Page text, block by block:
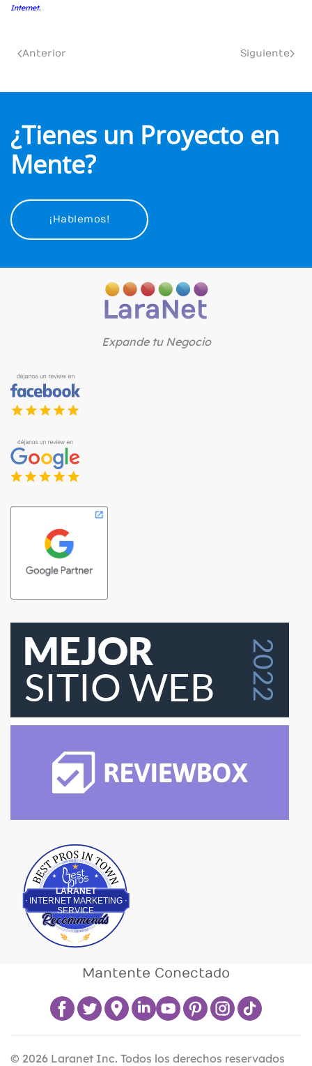
Internet.
Anterior Siguiente
¿Tienes un Proyecto en
Mente?
¡Hablemos!
Expande tu Negocio
LARANET
INTERNET MARKETING
SERVICE
Best Pros In Town
Mantente Conectado
© 2026 Laranet Inc. Todos los derechos reservados